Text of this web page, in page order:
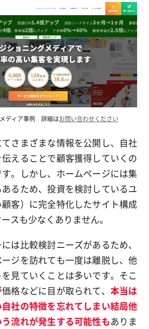
ディア事例 詳細はお問い合わせください
さまざまな情報を公開し、自社
えることで顧客獲得していくの
。しかし、ホームページには集
るため、投資を検討しているユ
客）に完全特化したサイト構成
スも少なくありません。
は比較検討ニーズがあるため、
ジを訪れても一度は離脱し、他
見ていくことは多いです。そこ
格などに目が取られて、 本当は
社の特徴を忘れてしまい結局他
流れが発生する可能性もありま